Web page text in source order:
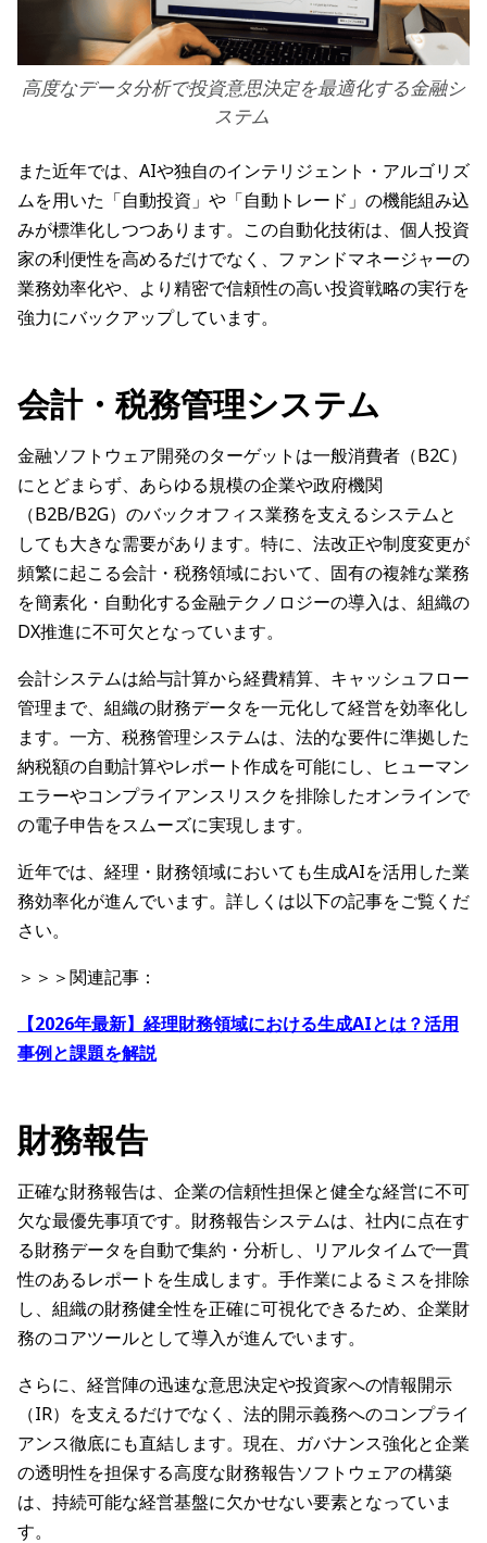
高度なデータ分析で投資意思決定を最適化する金融シ
ステム
また近年では、AIや独自のインテリジェント・アルゴリズ
ムを用いた「自動投資」や「自動トレード」の機能組み込
みが標準化しつつあります。この自動化技術は、個人投資
家の利便性を高めるだけでなく、ファンドマネージャーの
業務効率化や、より精密で信頼性の高い投資戦略の実行を
強力にバックアップしています。
会計・税務管理システム
金融ソフトウェア開発のターゲットは一般消費者（B2C）
にとどまらず、あらゆる規模の企業や政府機関
（B2B/B2G）のバックオフィス業務を支えるシステムと
しても大きな需要があります。特に、法改正や制度変更が
頻繁に起こる会計・税務領域において、固有の複雑な業務
を簡素化・自動化する金融テクノロジーの導入は、組織の
DX推進に不可欠となっています。
会計システムは給与計算から経費精算、キャッシュフロー
管理まで、組織の財務データを一元化して経営を効率化し
ます。一方、税務管理システムは、法的な要件に準拠した
納税額の自動計算やレポート作成を可能にし、ヒューマン
エラーやコンプライアンスリスクを排除したオンラインで
の電子申告をスムーズに実現します。
近年では、経理・財務領域においても生成AIを活用した業
務効率化が進んでいます。詳しくは以下の記事をご覧くだ
さい。
＞＞＞関連記事：
【2026年最新】経理財務領域における生成AIとは？活用
事例と課題を解説
財務報告
正確な財務報告は、企業の信頼性担保と健全な経営に不可
欠な最優先事項です。財務報告システムは、社内に点在す
る財務データを自動で集約・分析し、リアルタイムで一貫
性のあるレポートを生成します。手作業によるミスを排除
し、組織の財務健全性を正確に可視化できるため、企業財
務のコアツールとして導入が進んでいます。
さらに、経営陣の迅速な意思決定や投資家への情報開示
（IR）を支えるだけでなく、法的開示義務へのコンプライ
アンス徹底にも直結します。現在、ガバナンス強化と企業
の透明性を担保する高度な財務報告ソフトウェアの構築
は、持続可能な経営基盤に欠かせない要素となっていま
す。